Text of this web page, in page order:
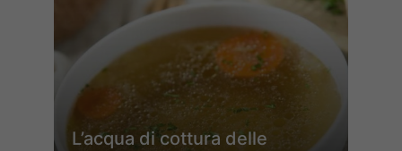
L’acqua di cottura delle